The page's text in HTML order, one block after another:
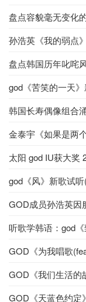
盘点容貌毫无变化
孙浩英《我的弱点
盘点韩国历年叱咤
god《苦笑的一天
韩国长寿偶像组合
金泰宇《如果是两
太阳 god IU获大奖
god《风》新歌试
GOD成员孙浩英因
听歌学韩语：god
GOD《为我唱歌
GOD《我们生活的
GOD《天蓝色约定